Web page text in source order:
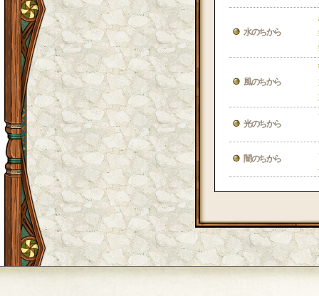
水のちから
風のちから
光のちから
闇のちから